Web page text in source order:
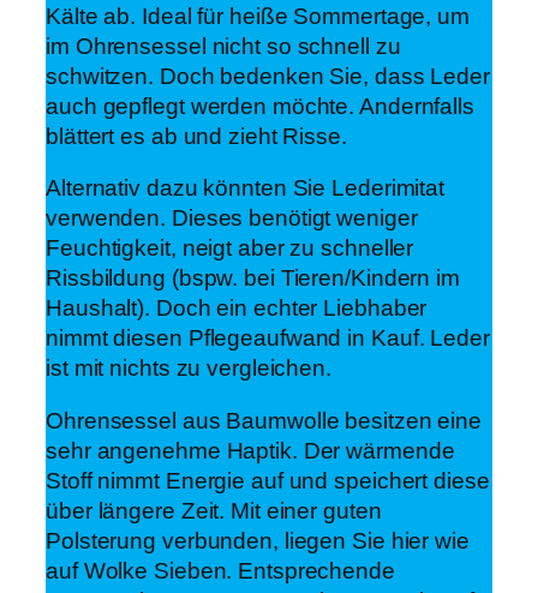
Kälte ab. Ideal für heiße Sommertage, um
im Ohrensessel nicht so schnell zu
schwitzen. Doch bedenken Sie, dass Leder
auch gepflegt werden möchte. Andernfalls
blättert es ab und zieht Risse.
Alternativ dazu könnten Sie Lederimitat
verwenden. Dieses benötigt weniger
Feuchtigkeit, neigt aber zu schneller
Rissbildung (bspw. bei Tieren/Kindern im
Haushalt). Doch ein echter Liebhaber
nimmt diesen Pflegeaufwand in Kauf. Leder
ist mit nichts zu vergleichen.
Ohrensessel aus Baumwolle besitzen eine
sehr angenehme Haptik. Der wärmende
Stoff nimmt Energie auf und speichert diese
über längere Zeit. Mit einer guten
Polsterung verbunden, liegen Sie hier wie
auf Wolke Sieben. Entsprechende